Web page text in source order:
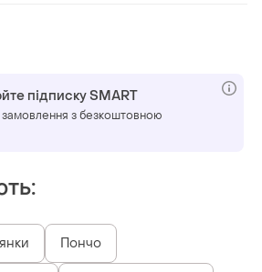
підписку SMART
з безкоштовною
Пончо